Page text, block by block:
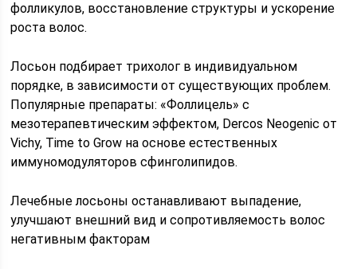
фолликулов, восстановление структуры и ускорение
роста волос.
Лосьон подбирает трихолог в индивидуальном
порядке, в зависимости от существующих проблем.
Популярные препараты: «Фоллицель» с
мезотерапевтическим эффектом, Dercos Neogenic от
Vichy, Time to Grow на основе естественных
иммуномодуляторов сфинголипидов.
Лечебные лосьоны останавливают выпадение,
улучшают внешний вид и сопротивляемость волос
негативным факторам